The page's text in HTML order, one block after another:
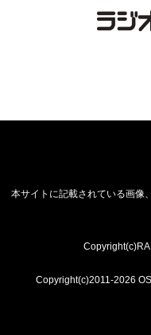
本サイトに記載されている画像
Copyright(c)2011-2026